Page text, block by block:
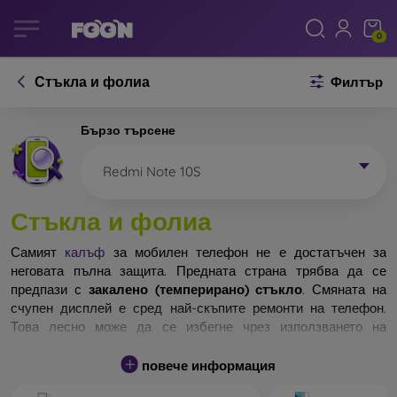
0
Стъкла и фолиа Филтър
Бързо търсене
Redmi Note 10S
Стъкла и фолиа
Самият калъф за мобилен телефон не е достатъчен за
неговата пълна защита. Предната страна трябва да се
предпази с закалено (темперирано) стъкло. Смяната на
счупен дисплей е сред най-скъпите ремонти на телефон.
Това лесно може да се избегне чрез използването на
Неразбиваемо стъкло за телефон не съществува, но при
повече информация